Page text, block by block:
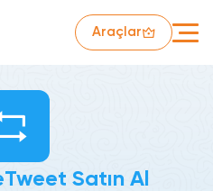
Araçlar
Satın Al